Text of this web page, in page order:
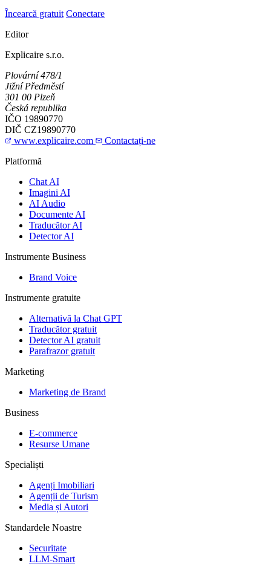
Încearcă gratuit Conectare
Editor
Explicaire s.r.o.
Plovární 478/1
Jižní Předměstí
301 00 Plzeň
Česká republika
IČO 19890770
DIČ CZ19890770
www.explicaire.com
Contactați-ne
Platformă
Chat AI
Imagini AI
AI Audio
Documente AI
Traducător AI
Detector AI
Instrumente Business
Brand Voice
Instrumente gratuite
Alternativă la Chat GPT
Traducător gratuit
Detector AI gratuit
Parafrazor gratuit
Marketing
Marketing de Brand
Business
E-commerce
Resurse Umane
Specialiști
Agenți Imobiliari
Agenții de Turism
Media și Autori
Standardele Noastre
Securitate
LLM-Smart